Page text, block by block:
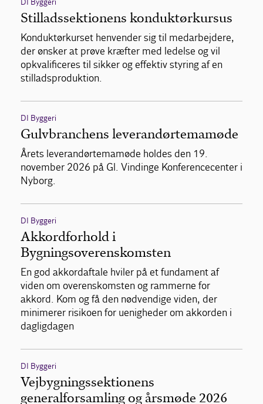
DI Byggeri
Stilladssektionens konduktørkursus
Konduktørkurset henvender sig til medarbejdere,
der ønsker at prøve kræfter med ledelse og vil
opkvalificeres til sikker og effektiv styring af en
stilladsproduktion.
DI Byggeri
Gulvbranchens leverandørtemamøde
Årets leverandørtemamøde holdes den 19.
november 2026 på Gl. Vindinge Konferencecenter i
Nyborg.
DI Byggeri
Akkordforhold i
Bygningsoverenskomsten
En god akkordaftale hviler på et fundament af
viden om overenskomsten og rammerne for
akkord. Kom og få den nødvendige viden, der
minimerer risikoen for uenigheder om akkorden i
dagligdagen
DI Byggeri
Vejbygningssektionens
generalforsamling og årsmøde 2026